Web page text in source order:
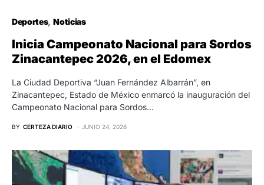
Deportes Noticias
Inicia Campeonato Nacional para Sordos
Zinacantepec 2026, en el Edomex
La Ciudad Deportiva “Juan Fernández Albarrán”, en
Zinacantepec, Estado de México enmarcó la inauguración del
Campeonato Nacional para Sordos…
BY CERTEZA DIARIO JUNIO 24, 2026